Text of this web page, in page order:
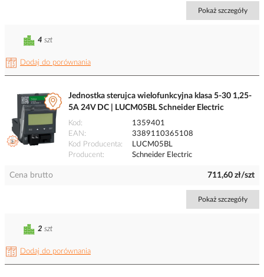
Pokaż szczegóły
Dodaj do porównania
4 szt
Jednostka sterujca wielofunkcyjna klasa 5-30 1,25-
5A 24V DC | LUCM05BL Schneider Electric
Kod
1359401
EAN
3389110365108
Kod Producenta
LUCM05BL
Producent
Schneider Electric
Cena brutto 711,60 zł/szt
Pokaż szczegóły
Dodaj do porównania
2 szt